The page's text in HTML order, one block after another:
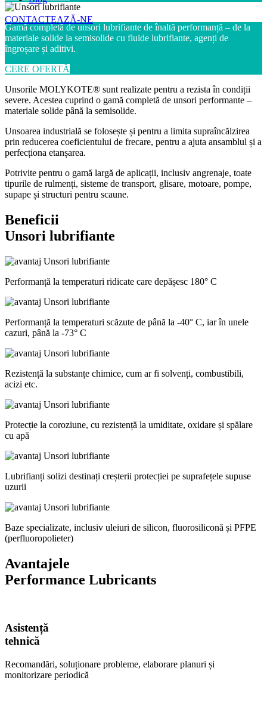
CONTACTEAZĂ-NE
Gamă completă de unsori lubrifiante de înaltă performanță – de la
materiale solide la semisolide cu fluide lubrifiante, agenți de
îngroșare și aditivi.
CERE OFERTĂ
Unsorile MOLYKOTE® sunt realizate pentru a rezista în condiții
severe. Acestea cuprind o gamă completă de unsori performante –
materiale solide până la semisolide.
Unsoarea industrială se folosește și pentru a limita supraîncălzirea
prin reducerea coeficientului de frecare, pentru a ajuta ansamblul și a
perfecționa etanșarea.
Potrivite pentru o gamă largă de aplicații, inclusiv angrenaje, toate
tipurile de rulmenți, sisteme de transport, glisare, motoare, pompe,
supape și structuri pentru scaune.
Beneficii
Unsori lubrifiante
Performanță la temperaturi ridicate care depășesc 180° C
Performanță la temperaturi scăzute de până la -40° C, iar în unele
cazuri, până la -73° C
Rezistență la substanțe chimice, cum ar fi solvenți, combustibili,
acizi etc.
Protecție la coroziune, cu rezistență la umiditate, oxidare și spălare
cu apă
Lubrifianți solizi destinați creșterii protecției pe suprafețele supuse
uzurii
Baze specializate, inclusiv uleiuri de silicon, fluorosiliconă și PFPE
(perfluoropolieter)
Avantajele
Performance Lubricants
Asistență
tehnică
Recomandări, soluționare probleme, elaborare planuri și
monitorizare periodică